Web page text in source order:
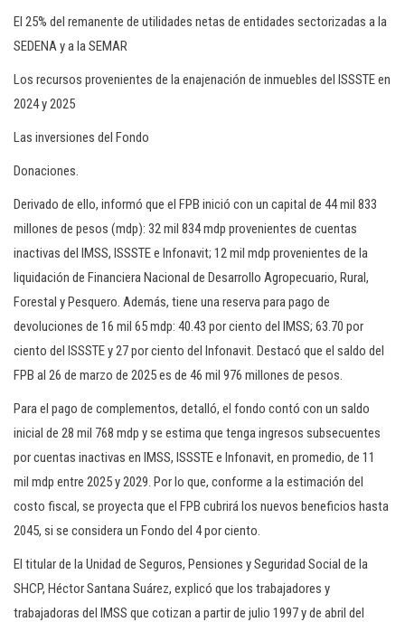
El 25% del remanente de utilidades netas de entidades sectorizadas a la
SEDENA y a la SEMAR
Los recursos provenientes de la enajenación de inmuebles del ISSSTE en
2024 y 2025
Las inversiones del Fondo
Donaciones.
Derivado de ello, informó que el FPB inició con un capital de 44 mil 833
millones de pesos (mdp): 32 mil 834 mdp provenientes de cuentas
inactivas del IMSS, ISSSTE e Infonavit; 12 mil mdp provenientes de la
liquidación de Financiera Nacional de Desarrollo Agropecuario, Rural,
Forestal y Pesquero. Además, tiene una reserva para pago de
devoluciones de 16 mil 65 mdp: 40.43 por ciento del IMSS; 63.70 por
ciento del ISSSTE y 27 por ciento del Infonavit. Destacó que el saldo del
FPB al 26 de marzo de 2025 es de 46 mil 976 millones de pesos.
Para el pago de complementos, detalló, el fondo contó con un saldo
inicial de 28 mil 768 mdp y se estima que tenga ingresos subsecuentes
por cuentas inactivas en IMSS, ISSSTE e Infonavit, en promedio, de 11
mil mdp entre 2025 y 2029. Por lo que, conforme a la estimación del
costo fiscal, se proyecta que el FPB cubrirá los nuevos beneficios hasta
2045, si se considera un Fondo del 4 por ciento.
El titular de la Unidad de Seguros, Pensiones y Seguridad Social de la
SHCP, Héctor Santana Suárez, explicó que los trabajadores y
trabajadoras del IMSS que cotizan a partir de julio 1997 y de abril del